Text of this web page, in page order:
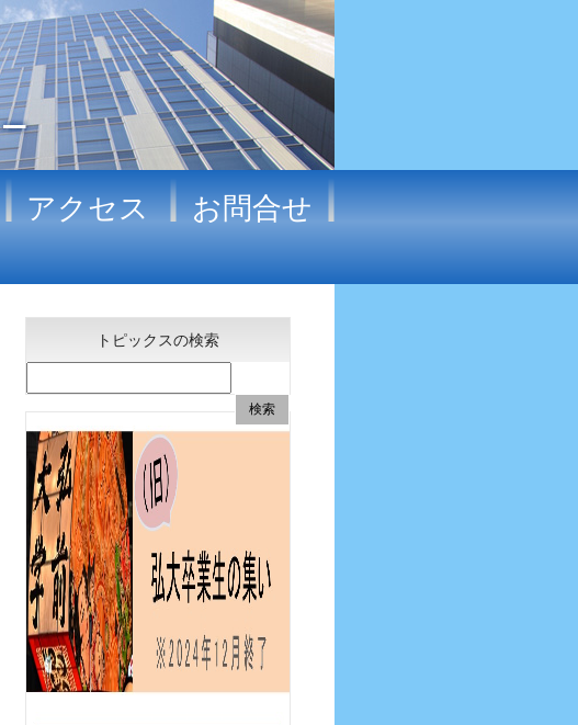
アクセス お問合せ
トピックスの検索